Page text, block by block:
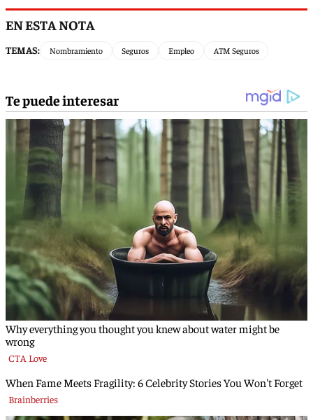
EN ESTA NOTA
TEMAS: Nombramiento Seguros Empleo ATM Seguros